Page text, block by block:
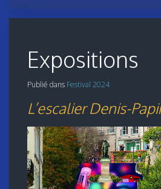
Expositions
Publié dans Festival 2024
L’escalier Denis-